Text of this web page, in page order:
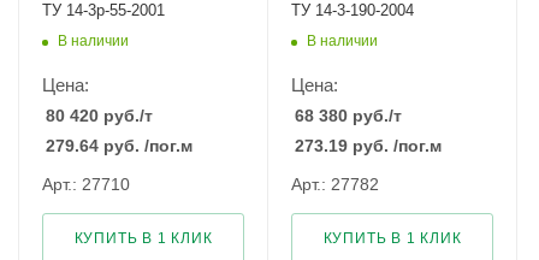
ТУ 14-3р-55-2001
В наличии
Цена:
80 420 руб./т
279.64 руб. /пог.м
Арт.: 27710
КУПИТЬ В 1 КЛИК
ТУ 14-3-190-2004
В наличии
Цена:
68 380 руб./т
273.19 руб. /пог.м
Арт.: 27782
КУПИТЬ В 1 КЛИК